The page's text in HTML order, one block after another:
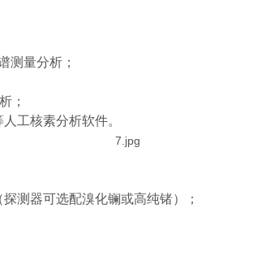
测量分析；
；
工核素分析软件。
测器可选配溴化镧或高纯锗）；